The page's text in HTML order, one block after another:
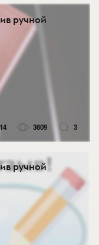
ручной
3609 3
ручной